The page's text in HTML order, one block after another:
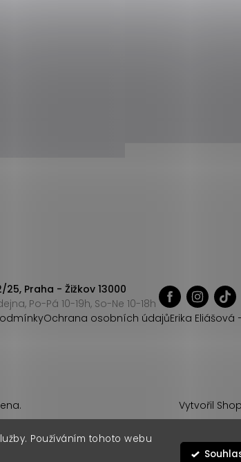
Používáním tohoto webu
Praha - Žižkov 13000
Po-Pá 10-19h, So-Ne 10-18h
Ochrana osobních údajůErika Eliášová
Vytvořil